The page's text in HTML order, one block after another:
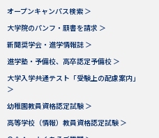
オープンキャンパス検索 ＞
大学院のパンフ・願書を請求 ＞
新聞奨学会・進学情報誌 ＞
進学塾・予備校、高卒認定予備校 ＞
大学入学共通テスト「受験上の配慮案内」
＞
幼稚園教員資格認定試験 ＞
高等学校（情報）教員資格認定試験 ＞